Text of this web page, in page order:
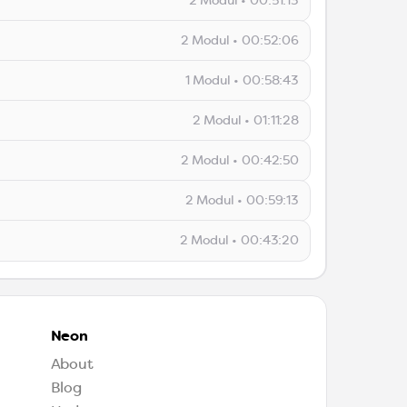
00:53:06
00:45:17
00:51:13
2 Modul • 00:52:06
00:52:06
1 Modul • 00:58:43
00:58:43
2 Modul • 01:11:28
01:11:28
2 Modul • 00:42:50
2 Modul • 00:59:13
2 Modul • 00:43:20
Neon
About
Blog